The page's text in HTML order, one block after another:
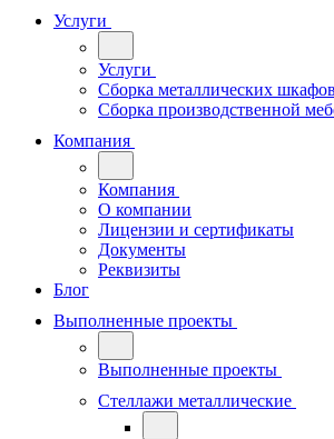
Услуги
Услуги
Сборка металлических шкафов
Сборка производственной
Компания
Компания
О компании
Лицензии и сертификаты
Документы
Реквизиты
Блог
Выполненные проекты
Выполненные проекты
Стеллажи металлические